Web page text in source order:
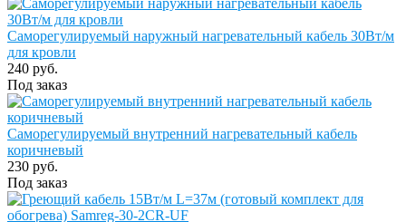
Саморегулируемый наружный нагревательный кабель 30Вт/м
для кровли
240 руб.
Под заказ
Саморегулируемый внутренний нагревательный кабель
коричневый
230 руб.
Под заказ